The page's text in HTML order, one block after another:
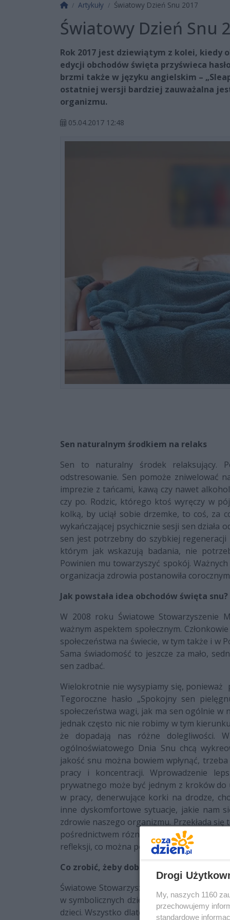
Strona główna
Artykuły Światowy Dzień Snu 2017
Światowy Dzień Snu
Rok 2017 jest dziewiątym z kolei, kiedy
edycji obchodów święta przyświeca
brzmi także w języku angielskim –
ostatniej wersji bardziej zauważalna
organizmu.
05.04.2017 12:48
Sen naturalnym środkiem na relaks
Sen to naturalny środek relaksujący.
odstresowanie. Sen pomoże zniwelować
imprezie z tańcami, kawą czy nawet
czy po. Rodzic, którego ktoś wyręczy w
kolką, by uciął sobie drzemke, to coś, za
wykańczającej psychicznie sesji sen działa
sen jest potrzebny do szybkiej
którym jak wskazują badania, nie
Powinien mu towarzyszyć spokój.
organizacja zdrowia postanowiła
Jak powstała idea obchodów święta snu?
W 2008 roku Światowe Stowarzyszenie
ważnym aspektem społecznym.
społeczeństwa na świecie, w tym także i w
Sama świadomość to jeszcze za mało,
sen zadbać.
Wielokrotnie nie wysypiamy się, ponieważ
Tegoroczne hasło „Spokojny sen
społeczeństwa wagi, jak ma sen ogólnie w
jednak często nic nie robimy w tym
że dopadają nas różne dolegliwości.
ogólnoświatowego Dnia Snu chcą
jakość snu można bowiem wpłynąć,
pracy i koncentracji. Wprowadzenie
prywatnego może być jednym z kroków
w pracy, denerwujące korki na drodze,
inne dyskomfortowe sytuacje, jakie nam
zdrowie naszego organizmu. Przekłada
pośrednictwem róznych mediów glos w tej
refleksji, co można poprawić, by finalnie
Co zrobić, żeby dobrze spać?
Światowe Stowarzyszenie Medycyny Snu
w symbolicznych dziesięciu przykazaniach
dzieci. Wszystko dlatego, że zły sen mogą
Drogi
My, naszych 1160
przechowujemy
standardowe